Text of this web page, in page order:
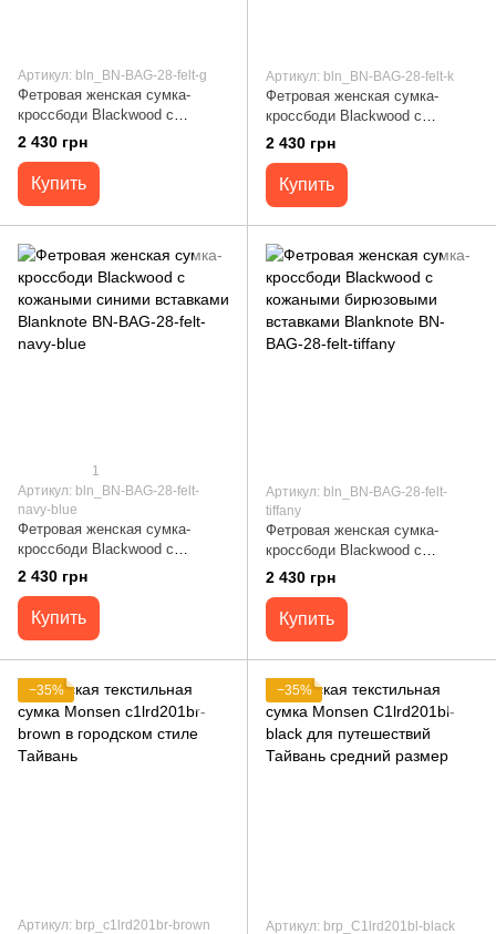
Артикул: bln_BN-BAG-28-felt-g
Фетровая женская сумка-
кроссбоди Blackwood с
кожаными черными вставками
Blanknote BN-BAG-28-felt-g
2 430 грн
Купить
Артикул: bln_BN-BAG-28-felt-k
Фетровая женская сумка-
кроссбоди Blackwood с
кожаными коричневыми
вставками Blanknote BN-BAG-
28-felt-k
2 430 грн
Купить
1
Артикул: bln_BN-BAG-28-felt-
navy-blue
Фетровая женская сумка-
кроссбоди Blackwood с
кожаными синими вставками
Blanknote BN-BAG-28-felt-navy-
blue
2 430 грн
Купить
Артикул: bln_BN-BAG-28-felt-
tiffany
Фетровая женская сумка-
кроссбоди Blackwood с
кожаными бирюзовыми
вставками Blanknote BN-BAG-
28-felt-tiffany
2 430 грн
Купить
−35%
Артикул: brp_c1lrd201br-brown
−35%
Артикул: brp_C1lrd201bl-black